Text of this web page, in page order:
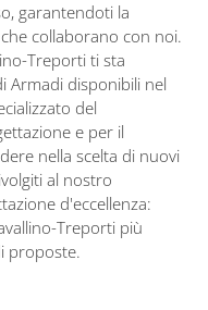
garantendoti la
collaborano con noi.
Treporti ti sta
Armadi disponibili nel
del
e per il
nella scelta di nuovi
al nostro
d'eccellenza:
Treporti più
proposte.